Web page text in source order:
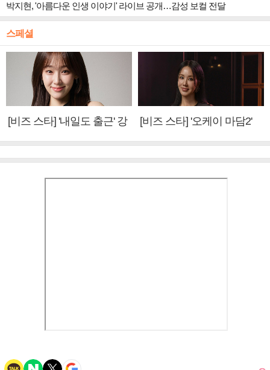
박지현, '아름다운 인생 이야기' 라이브 공개…감성 보컬 전달
스페셜
[비즈 스타] '내일도 출근' 강
[비즈 스타] '오케이 마담2'